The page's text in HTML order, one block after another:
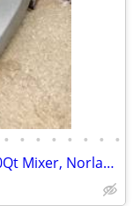
• • • • • • • •
Restaurant Auction, Hobart Legacy 60Qt Mixer, Norlake Walk-in Freezer